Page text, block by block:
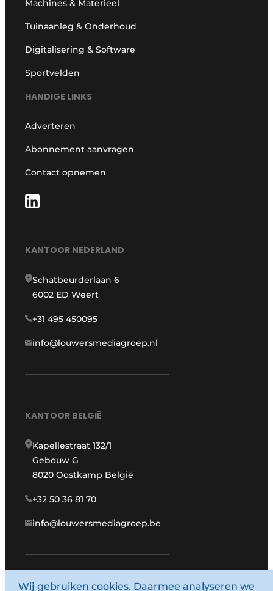
Machines & Materieel
Tuinaanleg & Onderhoud
Digitalisering & Software
Sportvelden
HANDIGE LINKS
Adverteren
Abonnement aanvragen
Contact opnemen
KANTOOR NEDERLAND
Schatbeurderlaan 6
6002 ED Weert
+31 495 450095
info@louwersmediagroep.nl
KANTOOR BELGIË
Kapellestraat 132/1
Gebouw G
8020 Oostkamp België
+32 50 36 81 70
info@louwersmediagroep.be
www.louwersmediagroep.com
Wij gebruiken cookies. Daarmee analyseren we